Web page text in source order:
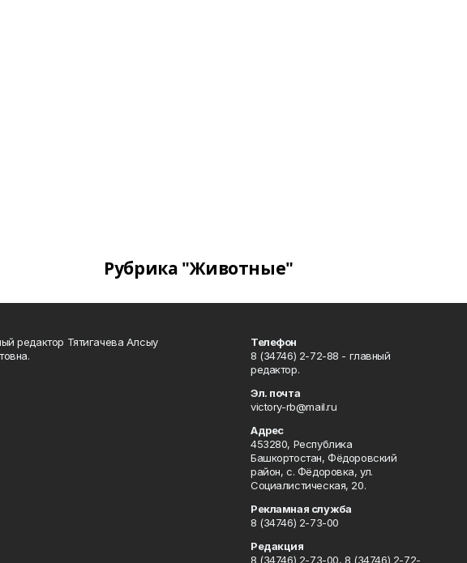
Рубрика "Животные"
редактор Тятигачева Алсыу
Телефон
8 (34746) 2-72-88 - главный
редактор.
Эл. почта
victory-rb@mail.ru
Адрес
453280, Республика
Башкортостан, Фёдоровский
район, с. Фёдоровка, ул.
Социалистическая, 20.
Рекламная служба
8 (34746) 2-73-00
Редакция
8 (34746) 2-73-00, 8 (34746) 2-72-